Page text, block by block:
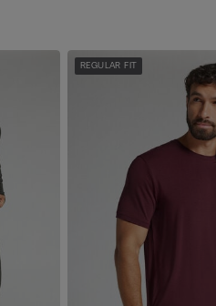
REGULAR FIT